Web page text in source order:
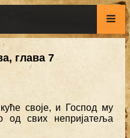
глава 7
своје, и Господ му
од свих непријатеља